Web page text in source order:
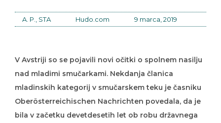
A. P., STA Hudo.com 9 marca, 2019
V Avstriji so se pojavili novi očitki o spolnem nasilju
nad mladimi smučarkami. Nekdanja članica
mladinskih kategorij v smučarskem teku je časniku
Oberösterreichischen Nachrichten povedala, da je
bila v začetku devetdesetih let ob robu državnega